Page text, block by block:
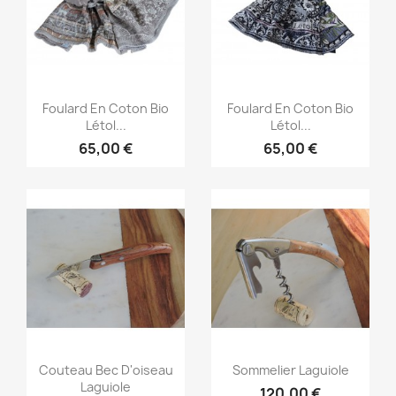
Aperçu rapide
Foulard En Coton Bio
Létol...
65,00 €
Aperçu rapide
Foulard En Coton Bio
Létol...
65,00 €
Aperçu rapide
Couteau Bec D'oiseau
Laguiole
Aperçu rapide
Sommelier Laguiole